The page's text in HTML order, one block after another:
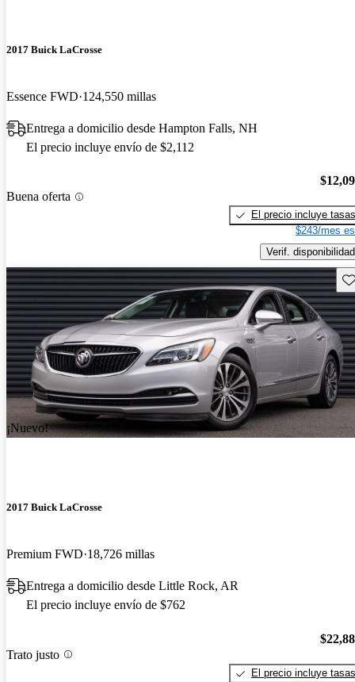
2017 Buick LaCrosse
Essence FWD 124,550 millas
Entrega a domicilio desde Hampton Falls, NH
El precio incluye envío de $2,112
Buena oferta
El precio incluye tasas
$243/mes
Verif. disponibilidad
¡Nuevo!
2017 Buick LaCrosse
Premium FWD 18,726 millas
Entrega a domicilio desde Little Rock, AR
El precio incluye envío de $762
Trato justo
El precio incluye tasas